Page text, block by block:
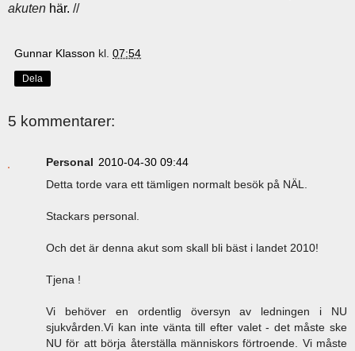
akuten här. //
Gunnar Klasson kl. 07:54
Dela
5 kommentarer:
Personal 2010-04-30 09:44
Detta torde vara ett tämligen normalt besök på NÄL.
Stackars personal.
Och det är denna akut som skall bli bäst i landet 2010!
Tjena !
Vi behöver en ordentlig översyn av ledningen i NU
sjukvården.Vi kan inte vänta till efter valet - det måste ske
NU för att börja återställa människors förtroende. Vi måste